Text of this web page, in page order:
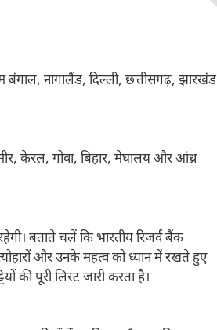
नागालैंड, दिल्ली, छत्तीसगढ़, झारखंड
केरल, गोवा, बिहार, मेघालय और आंध्र
बताते चलें कि भारतीय रिजर्व बैंक
और उनके महत्व को ध्यान में रखते हुए
की पूरी लिस्ट जारी करता है।